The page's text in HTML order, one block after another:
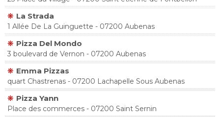
La Strada
1 Allée De La Guinguette - 07200 Aubenas
Pizza Del Mondo
3 boulevard de Vernon - 07200 Aubenas
Emma Pizzas
quart Chastrenas - 07200 Lachapelle Sous Aubenas
Pizza Yann
Place des commerces - 07200 Saint Sernin